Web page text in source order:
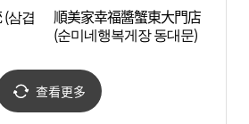
삼겹
順美家幸福醬蟹東大門店
(순미네행복게장 동대문)
查看更多